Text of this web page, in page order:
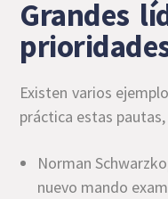
Grandes
Existen varios
práctica estas
Norman
nuevo mando